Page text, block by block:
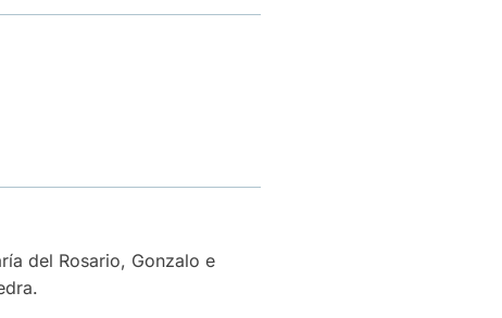
del Rosario, Gonzalo e